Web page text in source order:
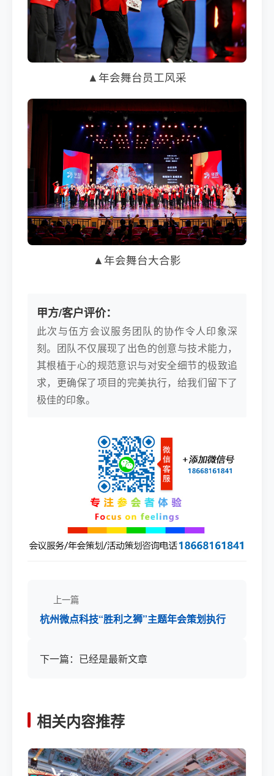
▲年会舞台员工风采
▲年会舞台大合影
甲方/客户评价：
此次与伍方会议服务团队的协作令人印象深
刻。团队不仅展现了出色的创意与技术能力，
其根植于心的规范意识与对安全细节的极致追
求，更确保了项目的完美执行，给我们留下了
极佳的印象。
上一篇
杭州微点科技“胜利之狮”主题年会策划执行
下一篇：已经是最新文章
相关内容推荐